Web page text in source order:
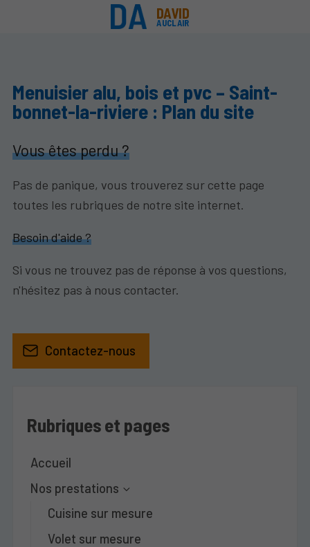
DAVID
AUCLAIR
Menuisier alu, bois et pvc – Saint-
bonnet-la-riviere : Plan du site
Vous êtes perdu ?
Pas de panique, vous trouverez sur cette page
toutes les rubriques de notre site internet.​​
Besoin d'aide ?
Si vous ne trouvez pas de réponse à vos questions,
n'hésitez pas à nous contacter.
Contactez-nous
Rubriques et pages
Accueil
Nos prestations
Cuisine sur mesure
Volet sur mesure